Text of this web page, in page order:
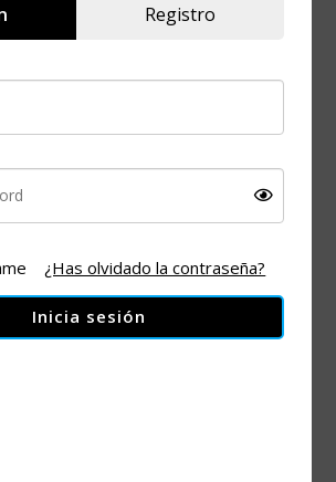
Entre el
y el
bisturí
Registro
¿Has olvidado la contraseña?
Inicia sesión